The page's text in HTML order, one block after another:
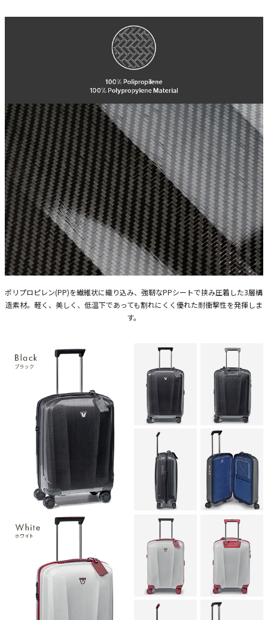
ポリプロピレン(PP)を繊維状に織り込み、強靭なPPシートで挟み圧着した3層構
造素材。軽く、美しく、低温下であっても割れにくく優れた耐衝撃性を発揮しま
す。